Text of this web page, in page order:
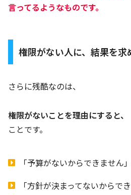
言ってるようなものです。
権限がない人に、結果を求
さらに残酷なのは、
権限がないことを理由にすると
ことです。
「予算がないからできません
「方針が決まってないから